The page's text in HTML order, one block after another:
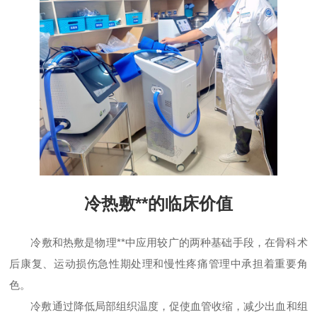
冷热敷**的临床价值
冷敷和热敷是物理**中应用较广的两种基础手段，在骨科术
后康复、运动损伤急性期处理和慢性疼痛管理中承担着重要角
色。
冷敷通过降低局部组织温度，促使血管收缩，减少出血和组